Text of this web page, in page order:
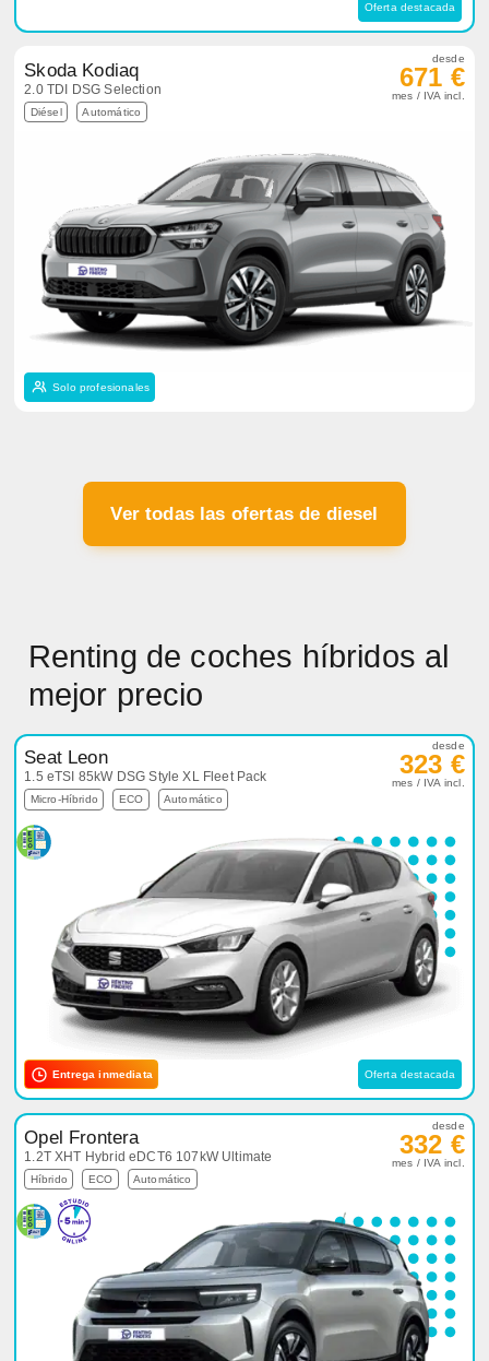
Oferta destacada
Skoda Kodiaq
2.0 TDI DSG Selection
Diésel Automático
desde
671 €
mes / IVA incl.
Solo profesionales
Ver todas las ofertas de diesel
Renting de coches híbridos al
mejor precio
Seat Leon
1.5 eTSI 85kW DSG Style XL Fleet Pack
Micro-Híbrido ECO Automático
desde
323 €
mes / IVA incl.
Entrega inmediata Oferta destacada
Opel Frontera
1.2T XHT Hybrid eDCT6 107kW Ultimate
Híbrido ECO Automático
desde
332 €
mes / IVA incl.